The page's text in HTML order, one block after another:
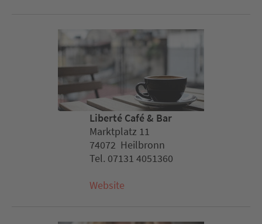
Liberté Café & Bar
Marktplatz 11
74072 Heilbronn
Tel. 07131 4051360
Website